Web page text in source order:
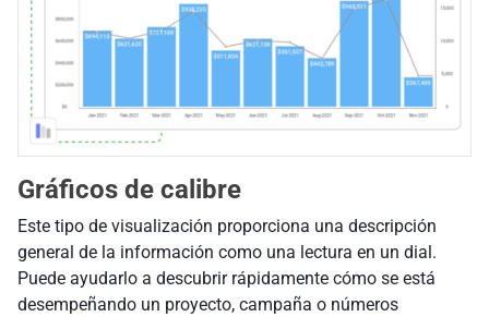
Gráficos de calibre
Este tipo de visualización proporciona una descripción
general de la información como una lectura en un dial.
Puede ayudarlo a descubrir rápidamente cómo se está
desempeñando un proyecto, campaña o números